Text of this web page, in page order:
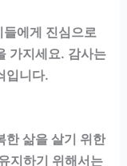
에게 진심으로
가지세요. 감사는
입니다.
한 삶을 살기 위한
지하기 위해서는